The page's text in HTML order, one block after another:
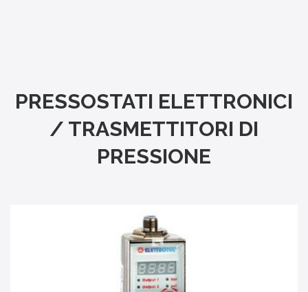
PRESSOSTATI ELETTRONICI
/ TRASMETTITORI DI
PRESSIONE